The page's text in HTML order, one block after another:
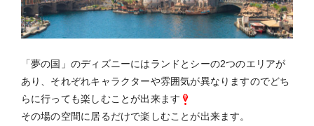
「夢の国」のディズニーにはランドとシーの2つのエリアが
あり、それぞれキャラクターや雰囲気が異なりますのでどち
らに行っても楽しむことが出来ます
その場の空間に居るだけで楽しむことが出来ます。